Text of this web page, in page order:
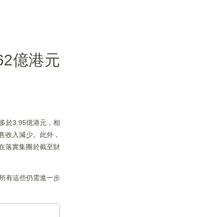
億港元
於3.95億港元，相
收入減少。此外，
落實集團於截至財
有這些仍需進一步